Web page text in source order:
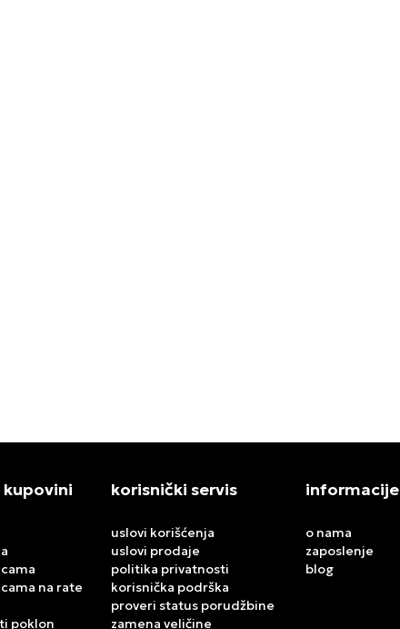
na rate
poklon
korisnički servis
uslovi korišćenja
uslovi prodaje
politika privatnosti
korisnička podrška
proveri status porudžbine
zamena veličine
informacije
o nama
zaposlenje
blog